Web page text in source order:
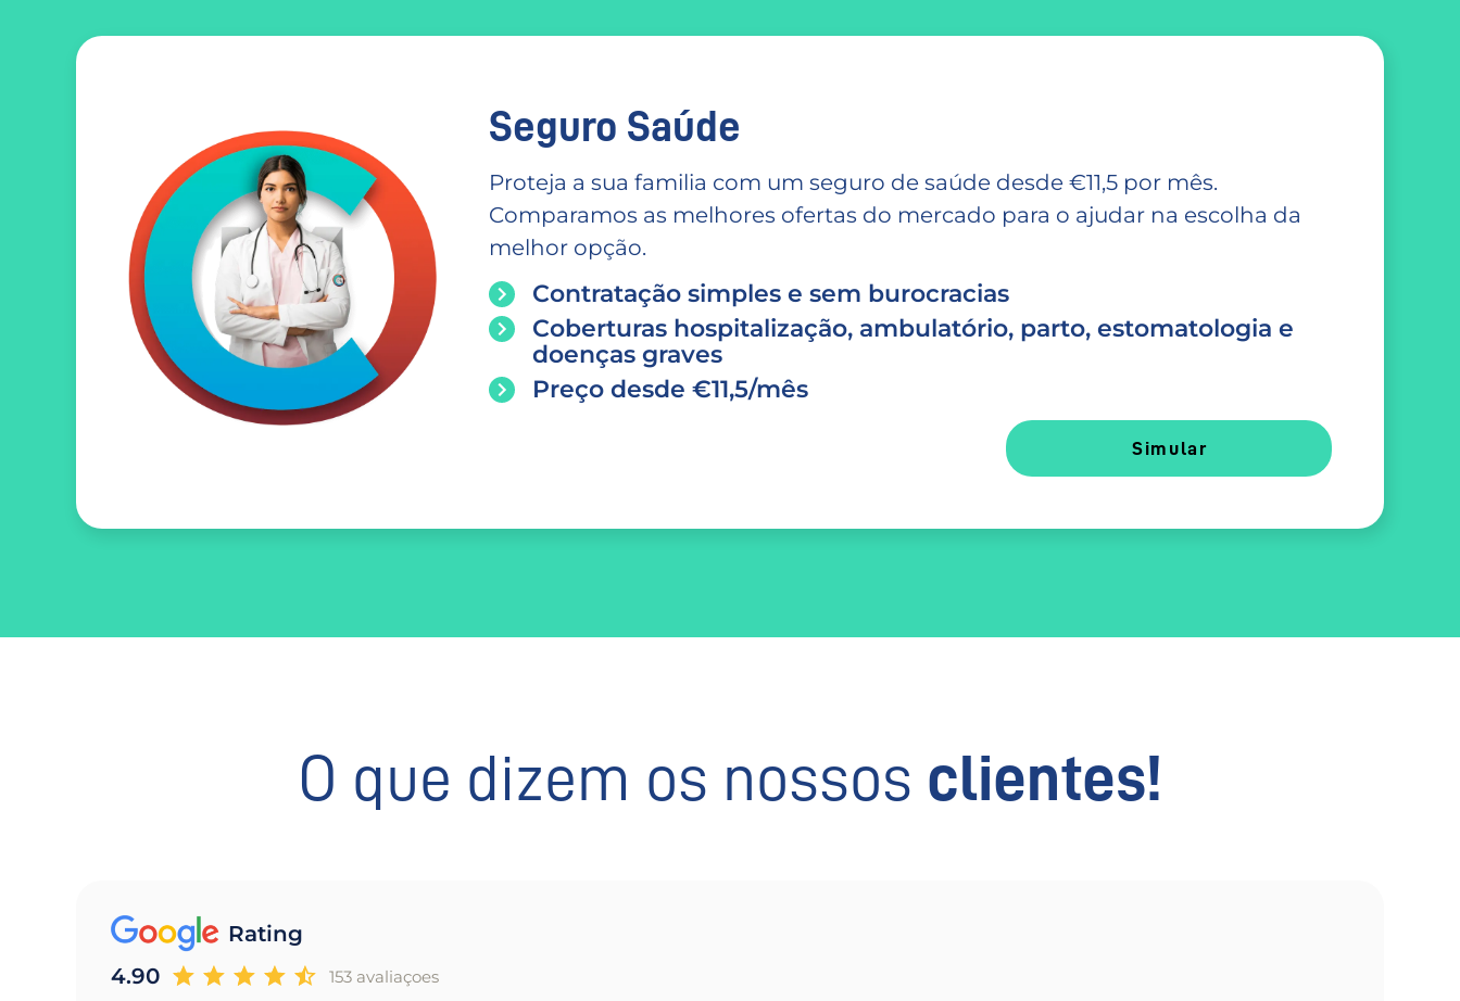
Seguro Saúde
Proteja a sua familia com um seguro de saúde desde €11,5 por mês.
Comparamos as melhores ofertas do mercado para o ajudar na escolha da
melhor opção.
Contratação simples e sem burocracias
Coberturas hospitalização, ambulatório, parto, estomatologia e
doenças graves
Preço desde €11,5/mês
Simular
O que dizem os nossos clientes!
Rating
4.90
153 avaliaçoes